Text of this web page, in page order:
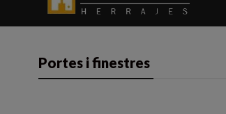
Portes i finestres